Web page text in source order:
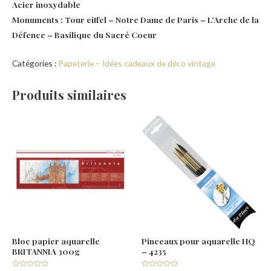
Acier inoxydable
Monuments : Tour eiffel – Notre Dame de Paris – L’Arche de la
Défence – Basilique du Sacré Coeur
Catégories : Papeterie – Idées cadeaux de déco vintage
Produits similaires
Bloc papier aquarelle
BRITANNIA 300g
Pinceaux pour aquarelle HQ
– 4235